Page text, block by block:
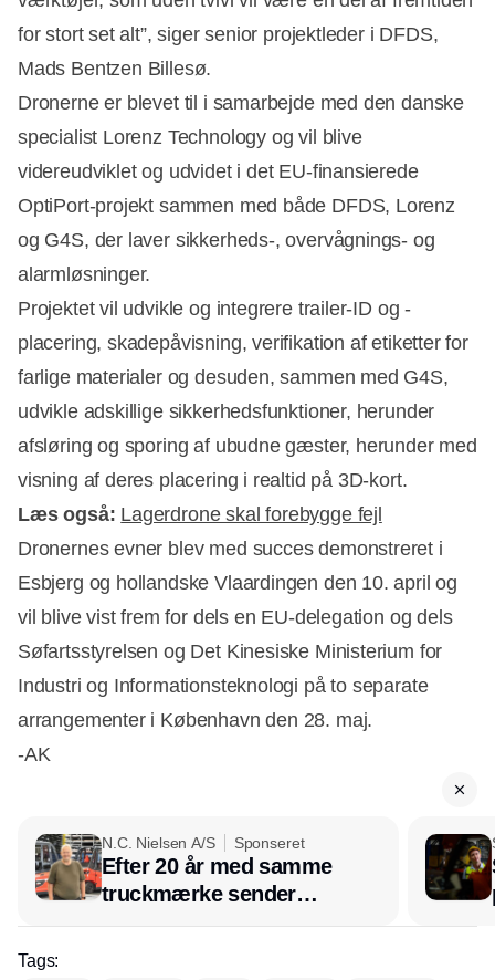
for stort set alt”, siger senior projektleder i DFDS,
Mads Bentzen Billesø.
Dronerne er blevet til i samarbejde med den danske
specialist Lorenz Technology og vil blive
videreudviklet og udvidet i det EU-finansierede
OptiPort-projekt sammen med både DFDS, Lorenz
og G4S, der laver sikkerheds-, overvågnings- og
alarmløsninger.
Projektet vil udvikle og integrere trailer-ID og -
placering, skadepåvisning, verifikation af etiketter for
farlige materialer og desuden, sammen med G4S,
udvikle adskillige sikkerhedsfunktioner, herunder
afsløring og sporing af ubudne gæster, herunder med
visning af deres placering i realtid på 3D-kort.
Læs også: Lagerdrone skal forebygge fejl
Dronernes evner blev med succes demonstreret i
Esbjerg og hollandske Vlaardingen den 10. april og
vil blive vist frem for dels en EU-delegation og dels
Søfartsstyrelsen og Det Kinesiske Ministerium for
Industri og Informationsteknologi på to separate
arrangementer i København den 28. maj.
-AK
N.C. Nielsen A/S Sponseret
Efter 20 år med samme
truckmærke sender
lagerchef stafetten videre
Tags: